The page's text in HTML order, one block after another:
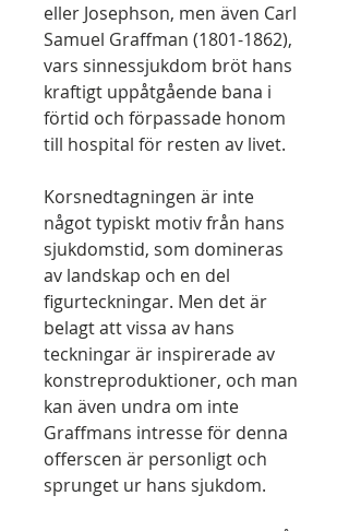
eller Josephson, men även Carl
Samuel Graffman (1801-1862),
vars sinnessjukdom bröt hans
kraftigt uppåtgående bana i
förtid och förpassade honom
till hospital för resten av livet.
Korsnedtagningen är inte
något typiskt motiv från hans
sjukdomstid, som domineras
av landskap och en del
figurteckningar. Men det är
belagt att vissa av hans
teckningar är inspirerade av
konstreproduktioner, och man
kan även undra om inte
Graffmans intresse för denna
offerscen är personligt och
sprunget ur hans sjukdom.